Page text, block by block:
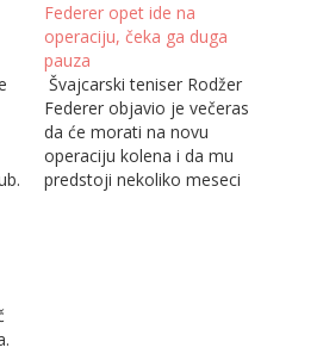
Federer opet ide na
operaciju, čeka ga duga
pauza
Švajcarski teniser Rodžer
Federer objavio je večeras
da će morati na novu
operaciju kolena i da mu
predstoji nekoliko meseci